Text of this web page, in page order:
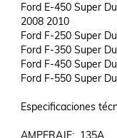
Ford E-450 Super
2008 2010
Ford F-250 Super
Ford F-350 Super
Ford F-450 Super
Ford F-550 Super
Especificaciones
AMPERAJE:  135A